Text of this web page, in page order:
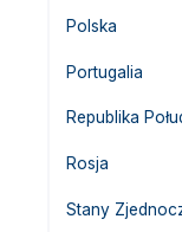
Polska
Portugalia
Republika
Rosja
Stany